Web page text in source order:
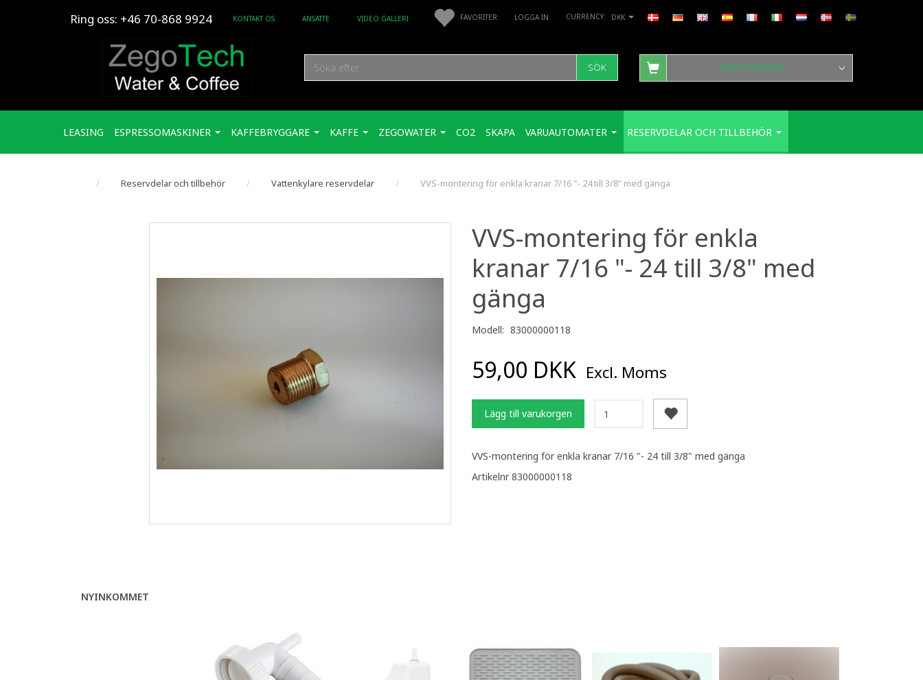
DKK
FAVORITER LOGGA IN
Ring oss: +46 70-868 9924 KONTAKT OS ANSATTE VIDEO GALLERI
SÖK INKÖPSKORG
LEASING ESPRESSOMASKINER KAFFEBRYGGARE KAFFE ZEGOWATER CO2 SKAPA VARUAUTOMATER RESERVDELAR OCH TILLBEHÖR
Reservdelar och tillbehör Vattenkylare reservdelar VVS-montering för enkla kranar 7/16 "- 24 till 3/8" med gänga
VVS-montering för enkla
kranar 7/16 "- 24 till 3/8" med
gänga
Modell: 83000000118
59,00 DKK Excl. Moms
Lägg till varukorgen
VVS-montering för enkla kranar 7/16 "- 24 till 3/8" med gänga
Artikelnr 83000000118
NYINKOMMET